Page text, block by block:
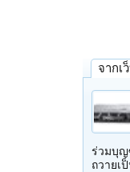
จากเ
ร่วมบุญ
ถวายเ